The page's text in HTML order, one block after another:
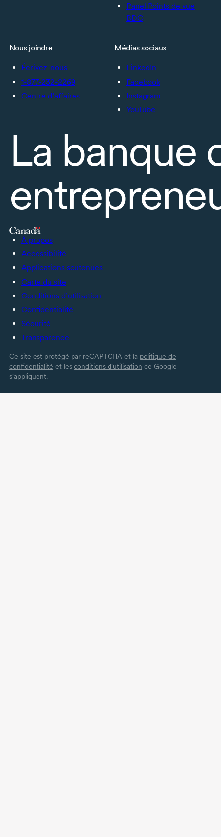
Panel Points de vue
BDC
Nous joindre
Écrivez-nous
1-877-232-2269
Centre d’affaires
Médias sociaux
LinkedIn
Facebook
Instagram
YouTube
La banque
À propos
Accessibilité
Applications soutenues
Carte du site
Conditions d’utilisation
Confidentialité
Sécurité
Transparence
Ce site est protégé par reCAPTCHA et la politique de
confidentialité et les conditions d'utilisation de Google
s'appliquent.